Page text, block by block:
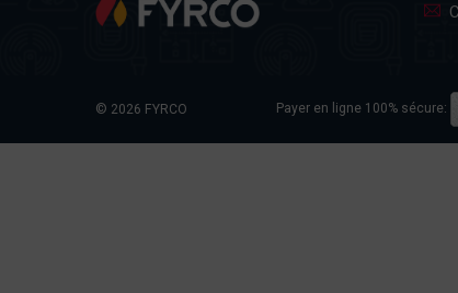
© 2026 FYRCO Payer en ligne 100% sécure: